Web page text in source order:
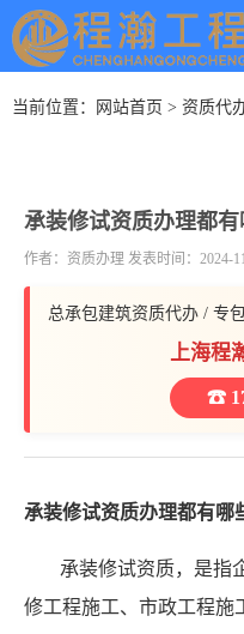
当前位置： 网站首页 > 资质代
承装修试资质办理都
作者：资质办理 发表时间：2024-
总承包建筑资质代办 / 专
上海程
☎
承装修试资质办理都有哪
承装修试资质，是指
修工程施工、市政工程施